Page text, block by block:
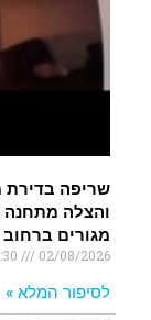
שריפה בדירת
והצלה מתחנה
מגורים ברחוב פארן
02/08/2026
לסיפור המלא »